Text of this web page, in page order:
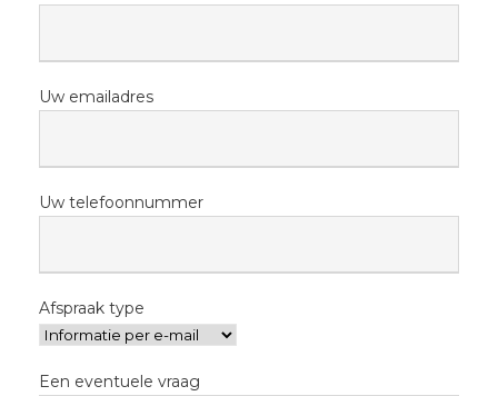
Uw emailadres
Uw telefoonnummer
Afspraak type
Een eventuele vraag